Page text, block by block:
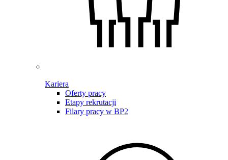
Kariera
Oferty pracy
Etapy rekrutacji
Filary pracy w BP2